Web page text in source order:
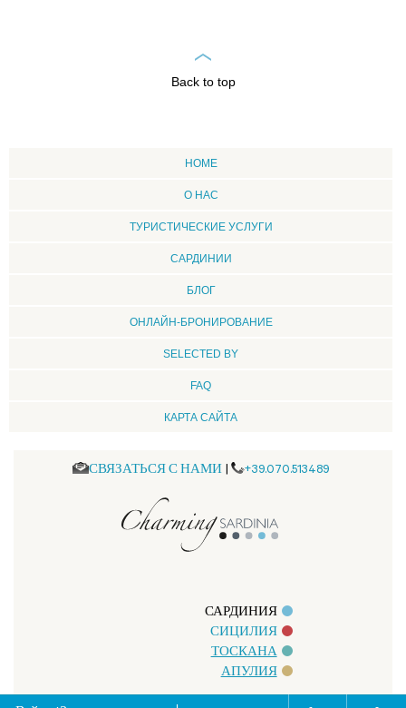
Back to top
HOME
О НАС
ТУРИСТИЧЕСКИЕ УСЛУГИ
CАРДИНИИ
БЛОГ
ОНЛАЙН-БРОНИРОВАНИЕ
SELECTED BY
FAQ
КАРТА САЙТА
СВЯЗАТЬСЯ С НАМИ +39.070.513489
САРДИНИЯ
СИЦИЛИЯ
ТОСКАНА
АПУЛИЯ